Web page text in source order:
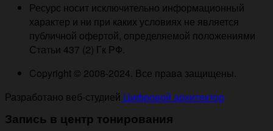
Ресурс носит исключительно информационный
характер и ни при каких условиях не является
публичной офертой, определяемой положениями
Статьи 437 (2) Гк РФ.
Copyright © 2008-2024. Все права защищены.
Разработано веб-студией Цифровой архитектор
Запись в центр тонирования